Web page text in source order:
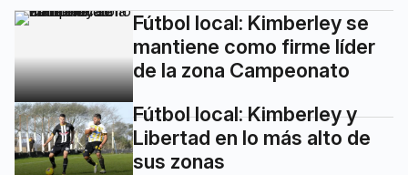
Fútbol local: Kimberley se
mantiene como firme líder
de la zona Campeonato
Fútbol local: Kimberley y
Libertad en lo más alto de
sus zonas